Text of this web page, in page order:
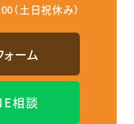
（土日祝休み）
ーム
相談